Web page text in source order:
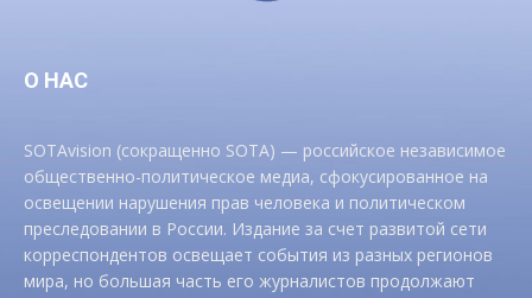
О НАС
SOTAvision (сокращенно SOTA) — российское независимое
общественно-политическое медиа, сфокусированное на
освещении нарушения прав человека и политическом
преследовании в России. Издание за счет развитой сети
корреспондентов освещает события из разных регионов
мира, но большая часть его журналистов продолжают